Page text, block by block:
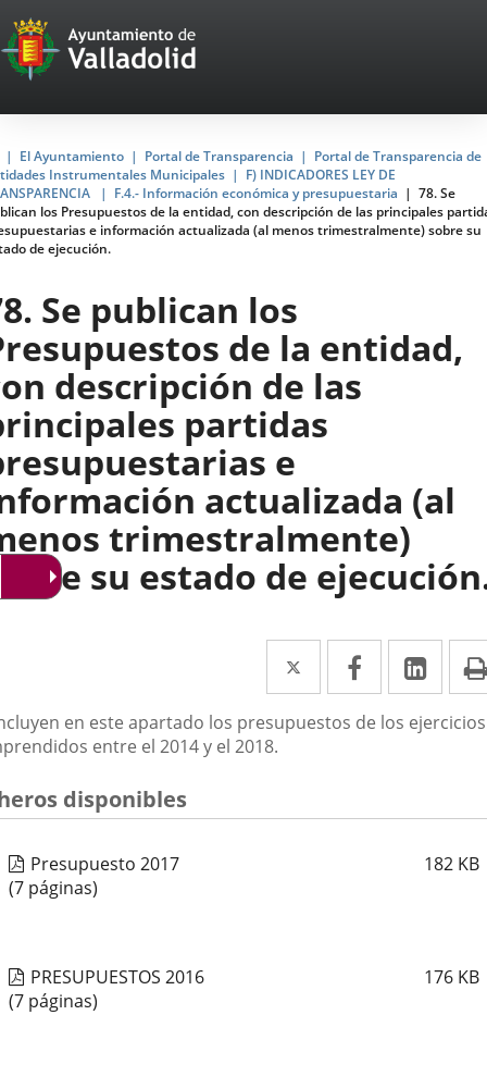
Portal
Web
del
Ayuntamiento
de
Valladolid
El Ayuntamiento Portal de Transparencia
Portal de Transparencia de
Instrumentales Municipales
F) INDICADORES LEY DE
F.4.- Información económica y presupuestaria
78. Se
los Presupuestos de la entidad, con descripción de las principales
e información actualizada (al menos trimestralmente) sobre su
de ejecución.
Se publican los
de la entidad,
descripción de las
partidas
e
actualizada (al
trimestralmente)
su estado de
Twitter
Enlace
a
una
Facebook
Enlace
a
una
a
una
en este apartado los presupuestos de los ejercicios
entre el 2014 y el 2018.
disponibles
Presupuesto 2017 182 KB
(7 páginas)
PRESUPUESTOS 2016 176 KB
(7 páginas)